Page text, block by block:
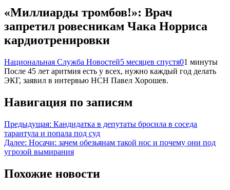
«Миллиарды тромбов!»: Врач
запретил ровесникам Чака Норриса
кардиотренировки
Национальная Служба Новостей5 месяцев спустя01 минуты
После 45 лет аритмия есть у всех, нужно каждый год делать
ЭКГ, заявил в интервью НСН Павел Хорошев.
Навигация по записям
Предыдущая: Кандидатка в депутаты бросила в соседа
тарантула и попала под суд
Далее: Носачи: зачем обезьянам такой нос и почему они под
угрозой вымирания
Похожие новости